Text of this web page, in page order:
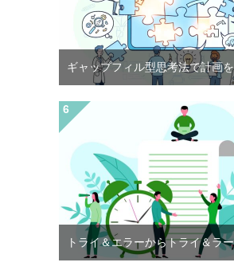
ギャップフィル型思考法で計画
トライ＆エラーからトライ＆ラ